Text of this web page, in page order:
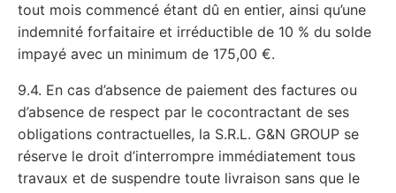
tout mois commencé étant dû en entier, ainsi qu’une
indemnité forfaitaire et irréductible de 10 % du solde
impayé avec un minimum de 175,00 €.
9.4. En cas d’absence de paiement des factures ou
d’absence de respect par le cocontractant de ses
obligations contractuelles, la S.R.L. G&N GROUP se
réserve le droit d’interrompre immédiatement tous
travaux et de suspendre toute livraison sans que le